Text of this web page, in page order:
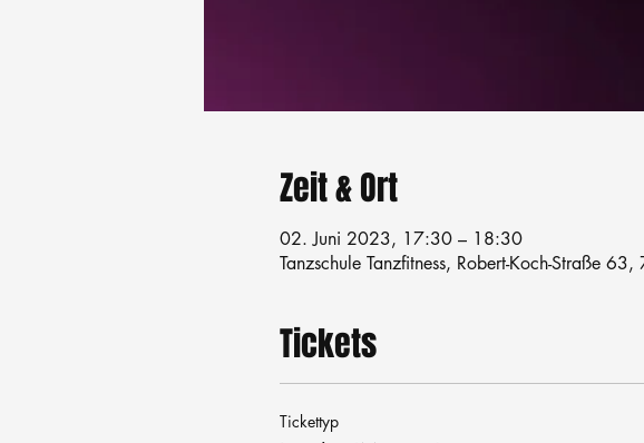
Zeit & Ort
02. Juni 2023, 17:30 – 18:30
Tanzschule Tanzfitness, Robert-Koch-Straße
Tickets
Tickettyp